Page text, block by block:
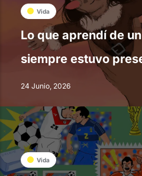
Vida
Lo que aprendí de
siempre estuvo
24 Junio, 2026
Vida